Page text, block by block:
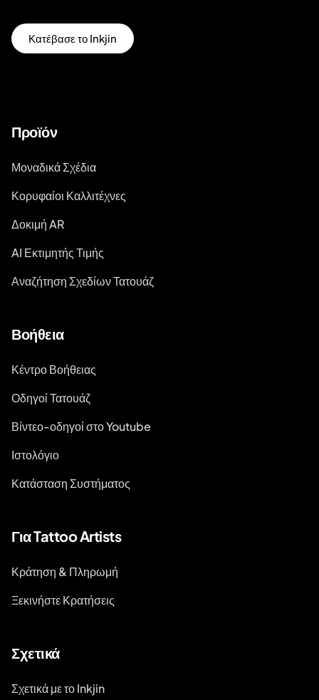
Κατέβασε το Inkjin
Προϊόν
Μοναδικά Σχέδια
Κορυφαίοι Καλλιτέχνες
Δοκιμή AR
AI Εκτιμητής Τιμής
Αναζήτηση Σχεδίων Τατουάζ
Βοήθεια
Κέντρο Βοήθειας
Οδηγοί Τατουάζ
Βίντεο-οδηγοί στο Youtube
Ιστολόγιο
Κατάσταση Συστήματος
Για Tattoo Artists
Κράτηση & Πληρωμή
Ξεκινήστε Κρατήσεις
Σχετικά
Σχετικά με το Inkjin